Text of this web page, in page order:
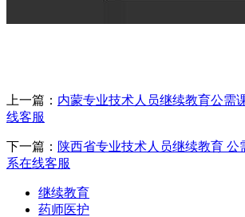
上一篇： 内蒙专业技术人员继续教育公需
线客服
下一篇： 陕西省专业技术人员继续教育 公
系在线客服
继续教育
药师医护